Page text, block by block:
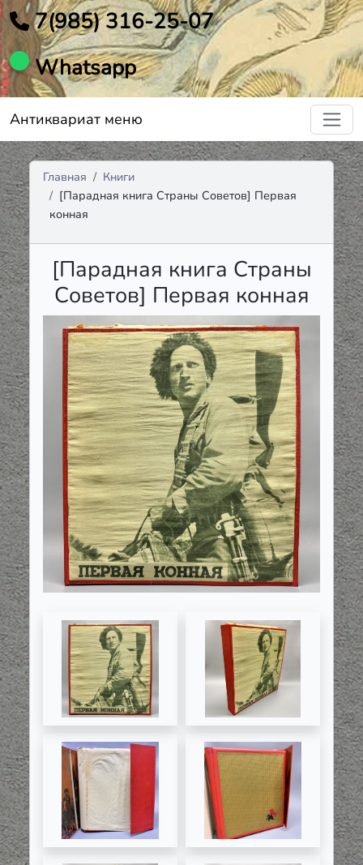
7(985) 316-25-07
Whatsapp
Антиквариат меню
Главная
Книги
[Парадная книга Страны Советов] Первая
конная
[Парадная книга Страны
Советов] Первая конная